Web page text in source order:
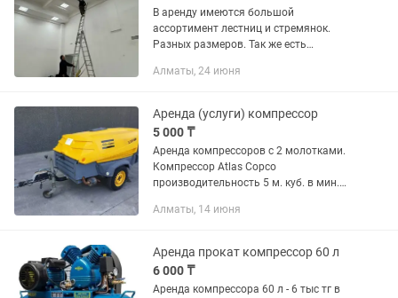
В аренду имеются большой
ассортимент лестниц и стремянок.
Разных размеров. Так же есть
Все оборудование качественное. На
Есть...
Алматы, 24 июня
Аренда (услуги) компрессор
5 000 ₸
Аренда компрессоров с 2 молотками.
Компрессор Atlas Copco
производительность 5 м. куб. в мин.
опрессовке, продувке, а так же при
и...
Алматы, 14 июня
Аренда прокат компрессор 60 л
6 000 ₸
Аренда компрессора 60 л - 6 тыс тг в